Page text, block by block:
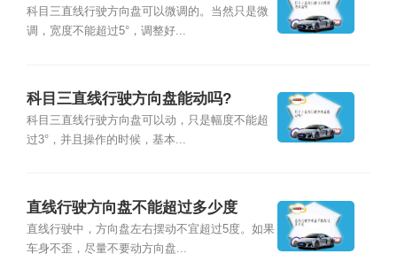
科目三直线行驶方向盘可以微调的。当然只是微
调，宽度不能超过5°，调整好...
科目三直线行驶方向盘能动吗?
科目三直线行驶方向盘可以动，只是幅度不能超
过3°，并且操作的时候，基本...
直线行驶方向盘不能超过多少度
直线行驶中，方向盘左右摆动不宜超过5度。如果
车身不歪，尽量不要动方向盘...